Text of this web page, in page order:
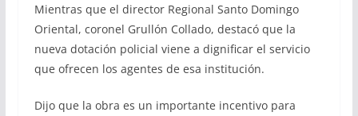
Mientras que el director Regional Santo Domingo
Oriental, coronel Grullón Collado, destacó que la
nueva dotación policial viene a dignificar el servicio
que ofrecen los agentes de esa institución.
Dijo que la obra es un importante incentivo para